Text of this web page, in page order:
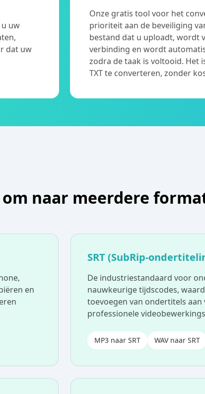
uw
dat uw
Onze gratis tool voor het
prioriteit aan de beveiliging
bestand dat u uploadt, wordt
verbinding en wordt
zodra de taak is voltooid. Het
TXT te converteren, zonder
naar meerdere
en
SRT (SubRip-
De industriestandaard voor
nauwkeurige tijdscodes,
toevoegen van ondertitels aan
professionele
MP3 naar SRT WAV naar SRT